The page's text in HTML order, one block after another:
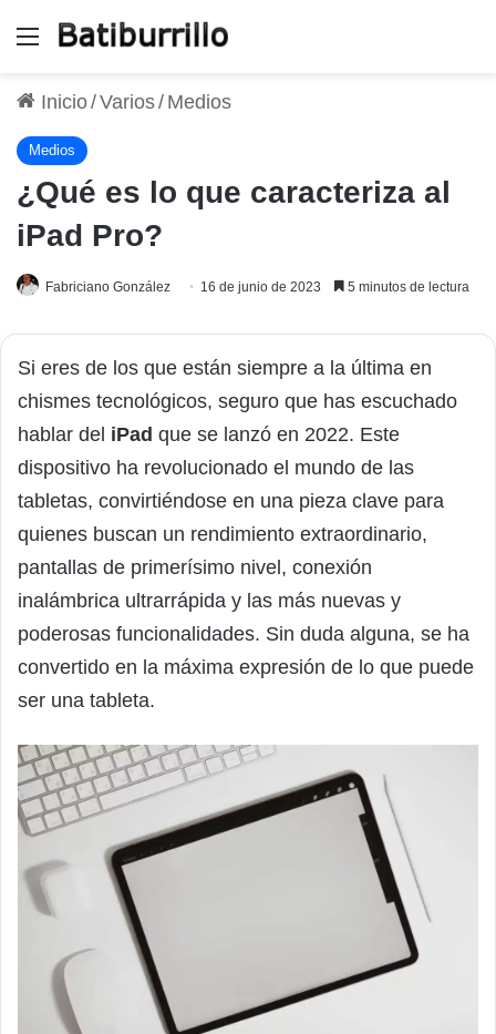
Menú
Inicio/Varios/ Medios
Medios
¿Qué es lo que caracteriza al
iPad Pro?
Fabriciano González 16 de junio de 2023 5 minutos de lectura
Si eres de los que están siempre a la última en
chismes tecnológicos, seguro que has escuchado
hablar del iPad que se lanzó en 2022. Este
dispositivo ha revolucionado el mundo de las
tabletas, convirtiéndose en una pieza clave para
quienes buscan un rendimiento extraordinario,
pantallas de primerísimo nivel, conexión
inalámbrica ultrarrápida y las más nuevas y
poderosas funcionalidades. Sin duda alguna, se ha
convertido en la máxima expresión de lo que puede
ser una tableta.